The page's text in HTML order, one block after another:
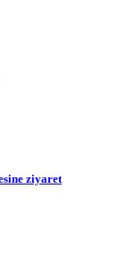
ziyaret